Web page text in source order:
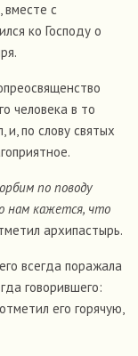
с
ко Господу о
человека в то
по слову святых
по поводу
нам кажется, что
архипастырь.
всегда поражала
говорившего:
его горячую,